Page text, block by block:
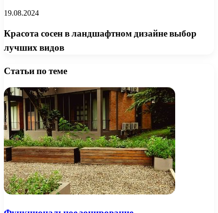
19.08.2024
Красота сосен в ландшафтном дизайне выбор
лучших видов
Статьи по теме